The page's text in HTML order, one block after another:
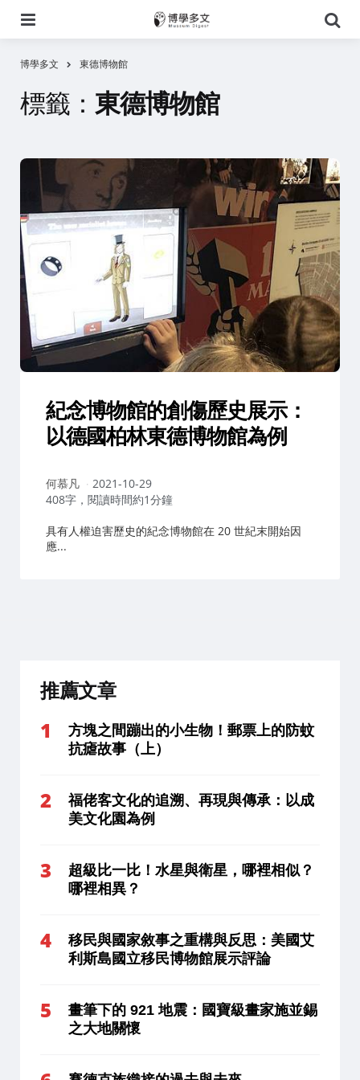
尋
博學多文 東德博物館
標籤： 東德博物館
紀念博物館的創傷歷史展示：
以德國柏林東德博物館為例
作
者：
何慕凡
2021-10-29
408字，閱讀時間約1分鐘
具有人權迫害歷史的紀念博物館在 20 世紀末開始因
應...
推薦文章
方塊之間蹦出的小生物！郵票上的防蚊
抗瘧故事（上）
福佬客文化的追溯、再現與傳承：以成
美文化園為例
超級比一比！水星與衛星，哪裡相似？
哪裡相異？
移民與國家敘事之重構與反思：美國艾
利斯島國立移民博物館展示評論
畫筆下的 921 地震：國寶級畫家施並錫
之大地關懷